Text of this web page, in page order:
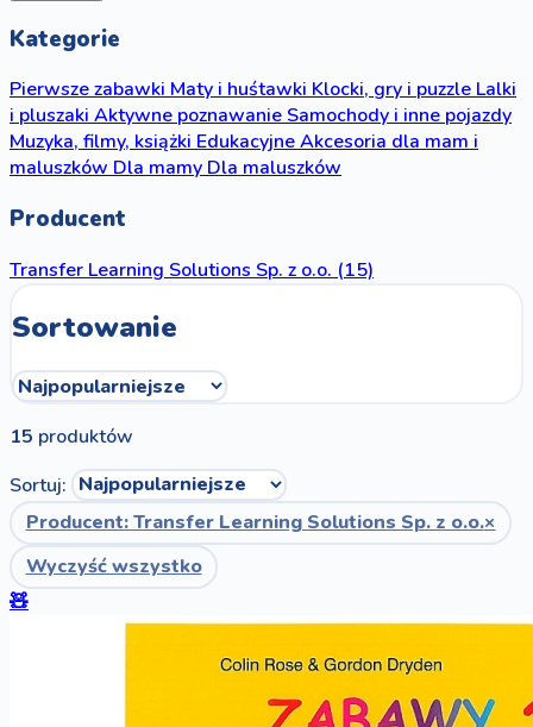
Kategorie
Pierwsze zabawkiMaty i huśtawkiKlocki, gry i puzzleLalki
i pluszakiAktywne poznawanieSamochody i inne pojazdy
Muzyka, filmy, książkiEdukacyjneAkcesoria dla mam i
maluszkówDla mamyDla maluszków
Producent
Transfer Learning Solutions Sp. z o.o. (15)
Sortowanie
15 produktów
Sortuj:
Producent: Transfer Learning Solutions Sp. z o.o.×
Wyczyść wszystko
🧸